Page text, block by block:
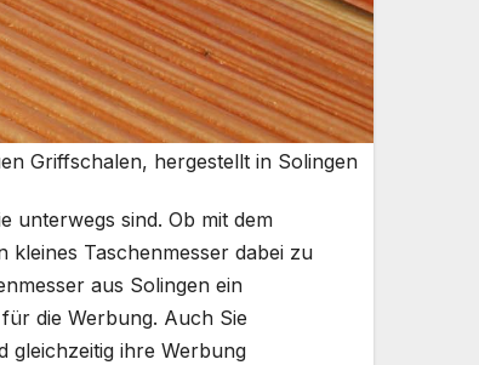
Griffschalen, hergestellt in Solingen
unterwegs sind. Ob mit dem
Taschenmesser dabei zu
aus Solingen ein
die Werbung. Auch Sie
gleichzeitig ihre Werbung